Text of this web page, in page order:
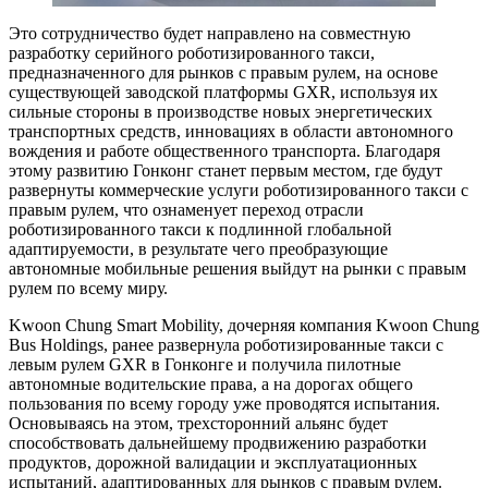
Это сотрудничество будет направлено на совместную
разработку серийного роботизированного такси,
предназначенного для рынков с правым рулем, на основе
существующей заводской платформы GXR, используя их
сильные стороны в производстве новых энергетических
транспортных средств, инновациях в области автономного
вождения и работе общественного транспорта. Благодаря
этому развитию Гонконг станет первым местом, где будут
развернуты коммерческие услуги роботизированного такси с
правым рулем, что ознаменует переход отрасли
роботизированного такси к подлинной глобальной
адаптируемости, в результате чего преобразующие
автономные мобильные решения выйдут на рынки с правым
рулем по всему миру.
Kwoon Chung Smart Mobility, дочерняя компания Kwoon Chung
Bus Holdings, ранее развернула роботизированные такси с
левым рулем GXR в Гонконге и получила пилотные
автономные водительские права, а на дорогах общего
пользования по всему городу уже проводятся испытания.
Основываясь на этом, трехсторонний альянс будет
способствовать дальнейшему продвижению разработки
продуктов, дорожной валидации и эксплуатационных
испытаний, адаптированных для рынков с правым рулем.